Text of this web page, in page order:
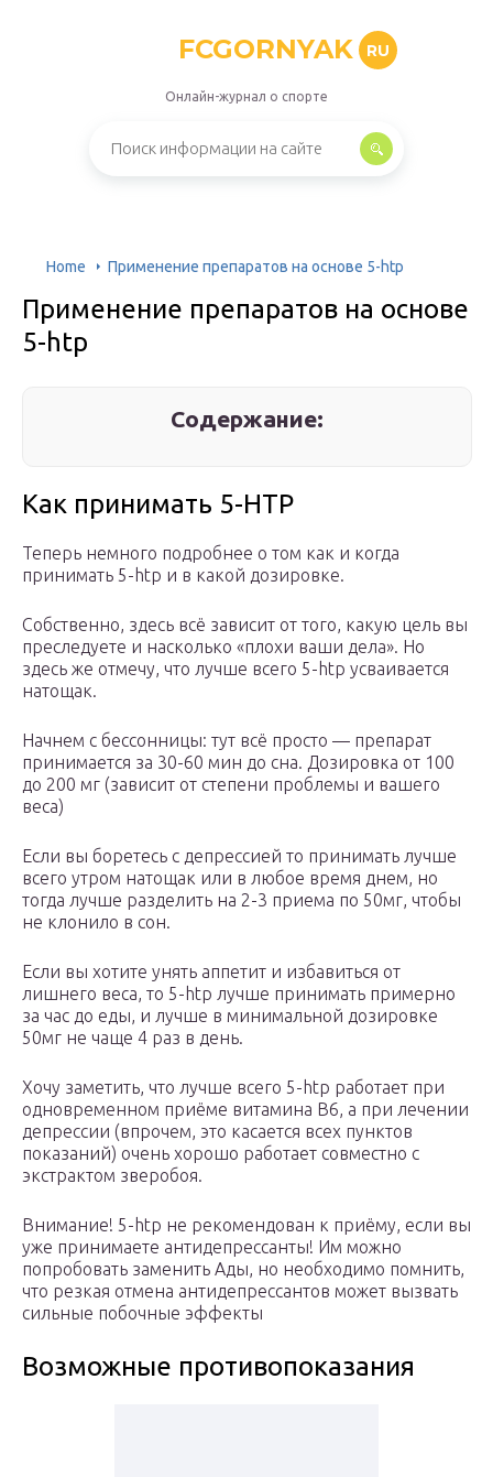
FCGORNYAK RU
Онлайн-журнал о спорте
Home Применение препаратов на основе 5-htp
Применение препаратов на основе
5-htp
Содержание:
Как принимать 5-HTP
Теперь немного подробнее о том как и когда
принимать 5-htp и в какой дозировке.
Собственно, здесь всё зависит от того, какую цель вы
преследуете и насколько «плохи ваши дела». Но
здесь же отмечу, что лучше всего 5-htp усваивается
натощак.
Начнем с бессонницы: тут всё просто — препарат
принимается за 30-60 мин до сна. Дозировка от 100
до 200 мг (зависит от степени проблемы и вашего
веса)
Если вы боретесь с депрессией то принимать лучше
всего утром натощак или в любое время днем, но
тогда лучше разделить на 2-3 приема по 50мг, чтобы
не клонило в сон.
Если вы хотите унять аппетит и избавиться от
лишнего веса, то 5-htp лучше принимать примерно
за час до еды, и лучше в минимальной дозировке
50мг не чаще 4 раз в день.
Хочу заметить, что лучше всего 5-htp работает при
одновременном приёме витамина B6, а при лечении
депрессии (впрочем, это касается всех пунктов
показаний) очень хорошо работает совместно с
экстрактом зверобоя.
Внимание! 5-htp не рекомендован к приёму, если вы
уже принимаете антидепрессанты! Им можно
попробовать заменить Ады, но необходимо помнить,
что резкая отмена антидепрессантов может вызвать
сильные побочные эффекты
Возможные противопоказания